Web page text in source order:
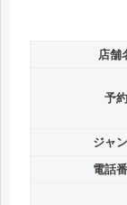
店舗
予約
ジャ
電話